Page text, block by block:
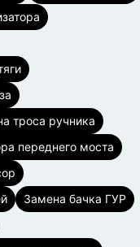
троса ручника
переднего моста
Замена бачка ГУР